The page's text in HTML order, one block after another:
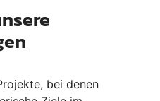
bei denen